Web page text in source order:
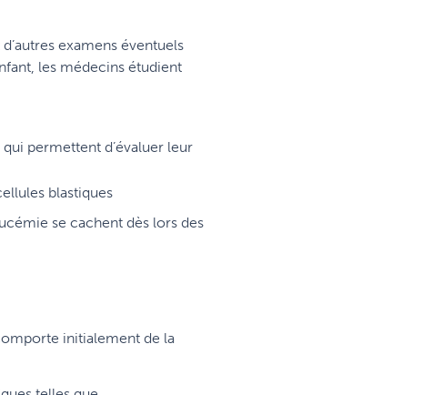
examens éventuels
les médecins étudient
permettent d’évaluer leur
blastiques
se cachent dès lors des
initialement de la